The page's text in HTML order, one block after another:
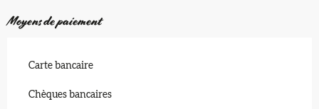
Moyens de paiement
Carte bancaire
Chèques bancaires